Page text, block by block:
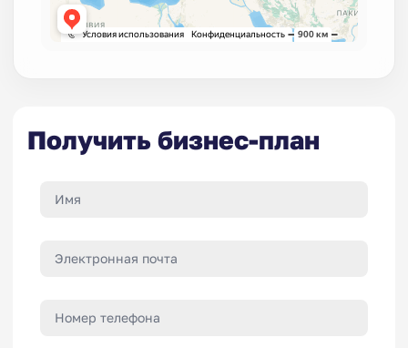
Получить бизнес-план